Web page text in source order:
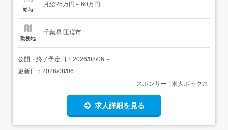
GET!) >PCの使い方や動画編集の基礎操作を学びます!「制
給与
月給25万円～60万円
勤務地
千葉県 匝瑳市
公開・終了予定日： 2026/08/06 ～
更新日： 2026/08/06
スポンサー : 求人ボックス
求人詳細を見る